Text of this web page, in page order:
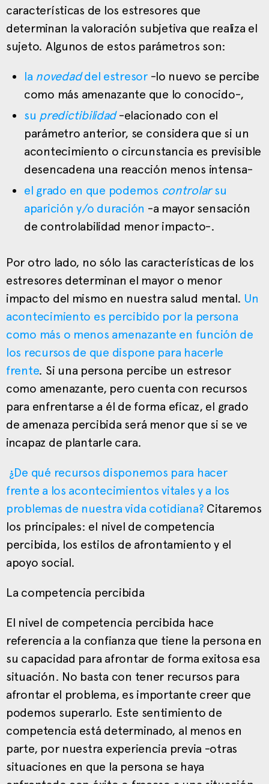
características de los estresores que
determinan la valoración subjetiva que realiza el
sujeto. Algunos de estos parámetros son:
la novedaddel estresor-lo nuevo se percibe
como más amenazante que lo conocido-,
su predictibilidad-elacionado con el
parámetro anterior, se considera que si un
acontecimiento o circunstancia es previsible
desencadena una reacción menos intensa-
el grado en que podemos controlarsu
aparición y/o duración -a mayor sensación
de controlabilidad menor impacto-.
Por otro lado, no sólo las características de los
estresores determinan el mayor o menor
impacto del mismo en nuestra salud mental. Un
acontecimiento es percibido por la persona
como más o menos amenazante en función de
los recursos de que dispone para hacerle
frente. Si una persona percibe un estresor
como amenazante, pero cuenta con recursos
para enfrentarse a él de forma eficaz, el grado
de amenaza percibida será menor que si se ve
incapaz de plantarle cara.
¿De qué recursos disponemos para hacer
frente a los acontecimientos vitales y a los
problemas de nuestra vida cotidiana? Citaremos
los principales: el nivel de competencia
percibida, los estilos de afrontamiento y el
apoyo social.
La competencia percibida
El nivel de competencia percibida hace
referencia a la confianza que tiene la persona en
su capacidad para afrontar de forma exitosa esa
situación. No basta con tener recursos para
afrontar el problema, es importante creer que
podemos superarlo. Este sentimiento de
competencia está determinado, al menos en
parte, por nuestra experiencia previa -otras
situaciones en que la persona se haya